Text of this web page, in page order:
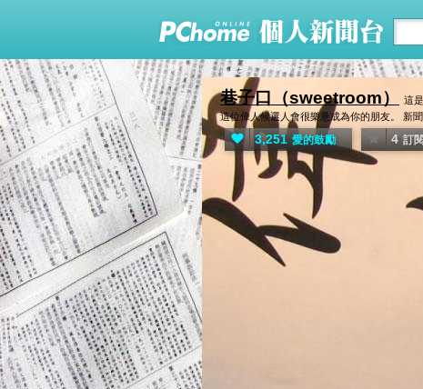
巷子口（sweetroom）
這
這位偉人候選人會很樂意成為你的朋友。 新
3,251 愛的鼓勵 4 訂